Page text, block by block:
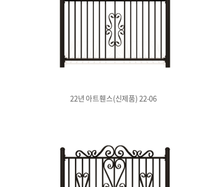
22년 아트휀스(신제품) 22-06